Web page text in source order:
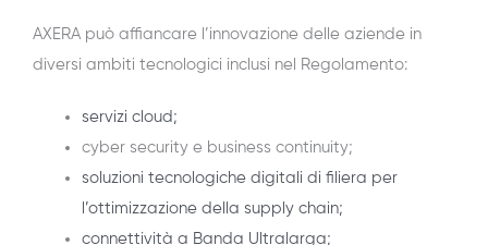
AXERA può affiancare l’innovazione delle aziende in
diversi ambiti tecnologici inclusi nel Regolamento:
servizi cloud;
cyber security e business continuity;
soluzioni tecnologiche digitali di filiera per
l’ottimizzazione della supply chain;
connettività a Banda Ultralarga;